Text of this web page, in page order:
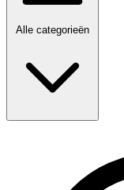
Alle categorieën